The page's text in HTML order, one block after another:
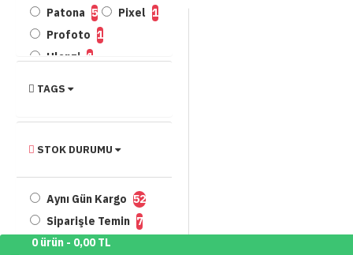
0 ürün - 0,00 TL
Patona 5 Pixel 1
Profoto 1
Ulanzi 1
TAGS
STOK DURUMU
Aynı Gün Kargo 52
Siparişle Temin 7